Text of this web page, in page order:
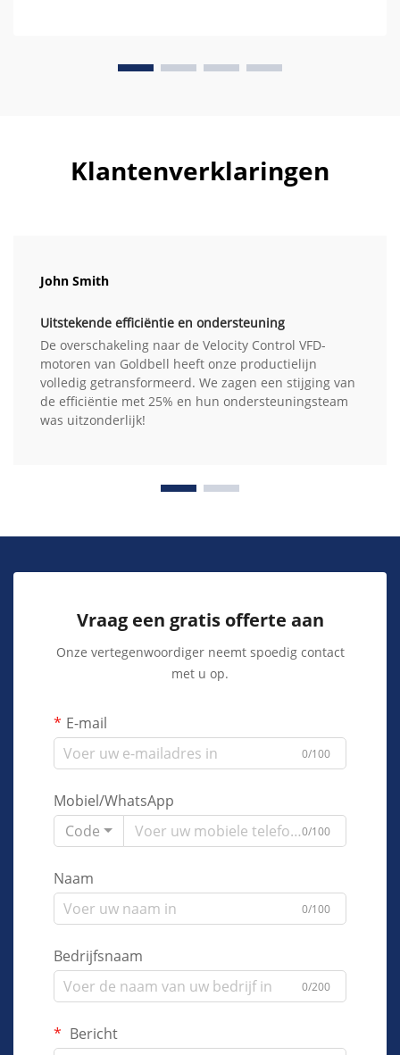
Klantenverklaringen
John Smith
Uitstekende efficiëntie en ondersteuning
De overschakeling naar de Velocity Control VFD-
motoren van Goldbell heeft onze productielijn
volledig getransformeerd. We zagen een stijging van
de efficiëntie met 25% en hun ondersteuningsteam
was uitzonderlijk!
Vraag een gratis offerte aan
Onze vertegenwoordiger neemt spoedig contact
met u op.
E-mail
0/100
Mobiel/WhatsApp
Code
0/100
Naam
0/100
Bedrijfsnaam
0/200
Bericht